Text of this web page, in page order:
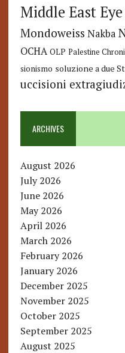
Middle East Eye
Mondoweiss Nakba
OCHA OLP Palestine
sionismo soluzione a due
uccisioni
ARCHIVES
August 2026
July 2026
June 2026
May 2026
April 2026
March 2026
February 2026
January 2026
December 2025
November 2025
October 2025
September 2025
August 2025